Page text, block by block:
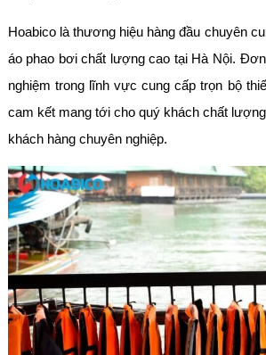
Hoabico là thương hiệu hàng đầu chuyên
áo phao bơi chất lượng cao tại Hà Nội.
nghiệm trong lĩnh vực cung cấp trọn bộ
cam kết mang tới cho quý khách chất
khách hàng chuyên nghiệp.